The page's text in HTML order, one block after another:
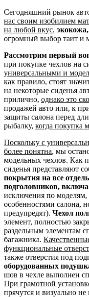
Сегодняшний рынок
нас своим изобилием
на любой вкус,
огромный выбор таит и
Рассмотрим первый
при покупке чехлов на
универсальными и
как правило, стоят
на некоторые сиденья
прилично, однако это
продажей авто или, к
защиты салона перед
рыбалку, когда покупка
Поскольку с
более понятна, мы
модельных чехлов. Как
сиденья представляют
покрытия на все
подголовников,
исключения по
особенностями салона,
предупредят). Чехол
элемент, полностью
раздельным элементам
багажника.
функциональные
также отверстия под
оборудованных
шов в чехле выполнен
При грамотной
прячутся и визуально